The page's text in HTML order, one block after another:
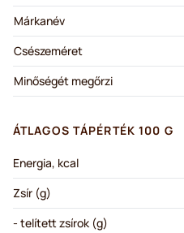
Márkanév
Csészeméret
Minőségét megőrzi
ÁTLAGOS TÁPÉRTÉK 100 G
Energia, kcal
Zsír (g)
- telített zsírok (g)